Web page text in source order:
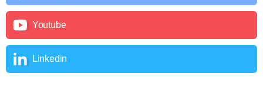
Youtube
Linkedin